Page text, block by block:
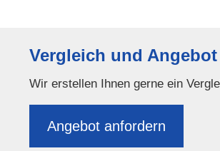
Vergleich und
Wir erstellen Ihnen gerne ein
An­ge­bot an­for­dern